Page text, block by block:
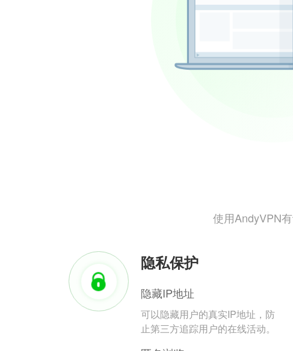
使用AndyVPN
隐私保护
隐藏IP地址
可以隐藏用户的真实IP地址，防
止第三方追踪用户的在线活动。